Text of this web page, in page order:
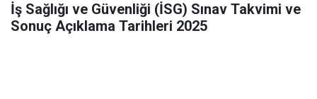
İş Sağlığı ve Güvenliği (İSG) Sınav Takvimi ve
Sonuç Açıklama Tarihleri 2025